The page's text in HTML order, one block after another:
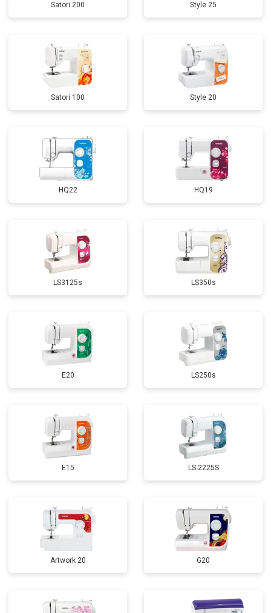
Satori 200 Style 25
Satori 100 Style 20
HQ22 HQ19
LS3125s LS350s
E20 LS250s
E15 LS-2225S
Artwork 20 G20